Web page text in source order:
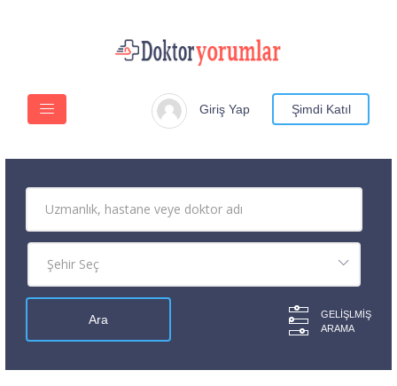
Giriş Yap Şimdi Katıl
GELIŞLMIŞ
ARAMA